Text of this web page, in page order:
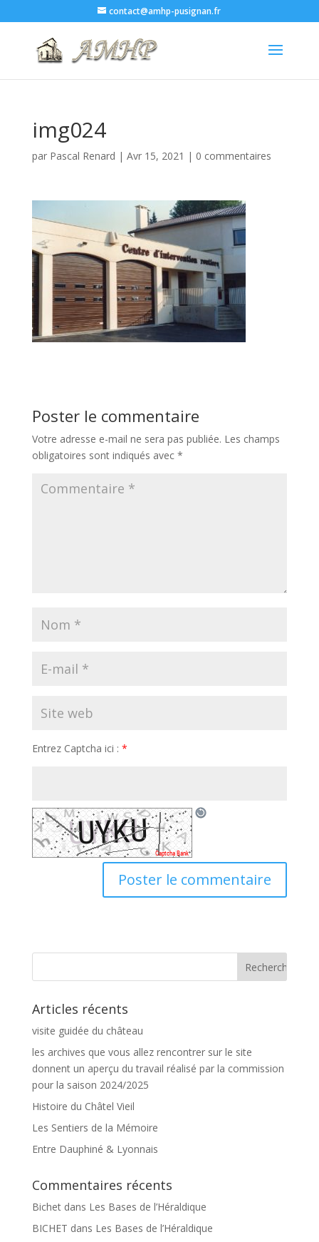
contact@amhp-pusignan.fr
img024
par Pascal Renard | Avr 15, 2021 | 0 commentaires
Poster le commentaire
Votre adresse e-mail ne sera pas publiée. Les champs
obligatoires sont indiqués avec *
Entrez Captcha ici : *
Articles récents
visite guidée du château
les archives que vous allez rencontrer sur le site
donnent un aperçu du travail réalisé par la commission
pour la saison 2024/2025
Histoire du Châtel Vieil
Les Sentiers de la Mémoire
Entre Dauphiné & Lyonnais
Commentaires récents
Bichetdans Les Bases de l’Héraldique
BICHET dans Les Bases de l’Héraldique